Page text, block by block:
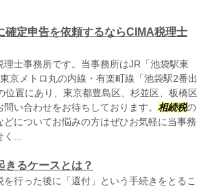
確定申告を依頼するならCIMA税理士
理士事務所です。当事務所はJR「池袋駅東
京メトロ丸の内線・有楽町線「池袋駅2番出
位置にあり、東京都豊島区、杉並区、板橋区
い合わせをお待ちしております。 相続税の
どについてお悩みの方はぜひお気軽に当事務
...
きるケースとは？
を行った後に「還付」という手続きをとるこ